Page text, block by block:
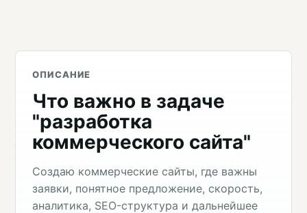
ОПИСАНИЕ
Что важно в задаче
"разработка
коммерческого сайта"
Создаю коммерческие сайты, где важны
заявки, понятное предложение, скорость,
аналитика, SEO-структура и дальнейшее